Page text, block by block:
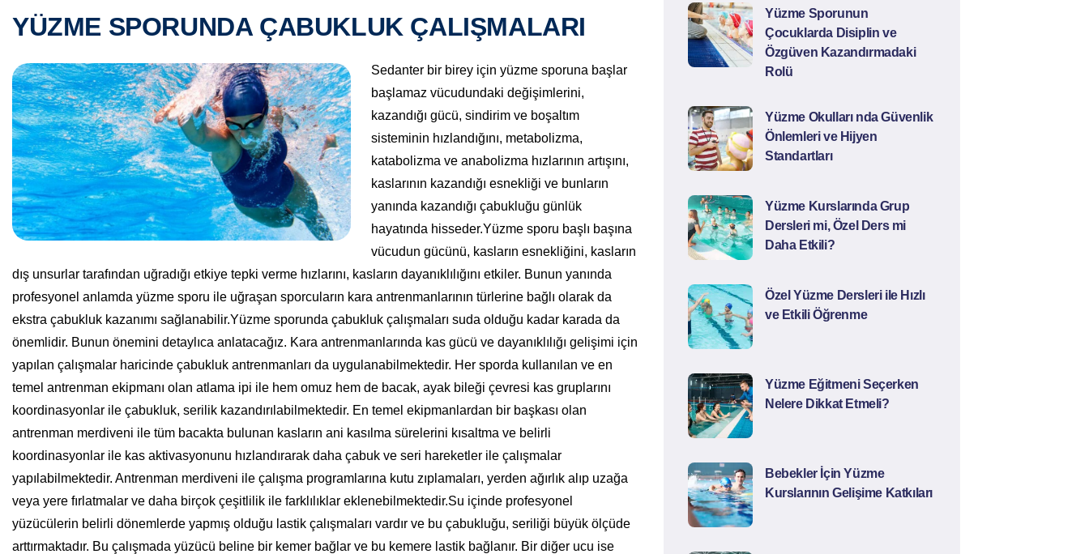
YÜZME SPORUNDA ÇABUKLUK ÇALIŞMALARI
Sedanter bir birey için yüzme sporuna başlar
başlamaz vücudundaki değişimlerini,
kazandığı gücü, sindirim ve boşaltım
sisteminin hızlandığını, metabolizma,
katabolizma ve anabolizma hızlarının artışını,
kaslarının kazandığı esnekliği ve bunların
yanında kazandığı çabukluğu günlük
hayatında hisseder.Yüzme sporu başlı başına
vücudun gücünü, kasların esnekliğini, kasların
dış unsurlar tarafından uğradığı etkiye tepki verme hızlarını, kasların dayanıklılığını etkiler. Bunun yanında
profesyonel anlamda yüzme sporu ile uğraşan sporcuların kara antrenmanlarının türlerine bağlı olarak da
ekstra çabukluk kazanımı sağlanabilir.Yüzme sporunda çabukluk çalışmaları suda olduğu kadar karada da
önemlidir. Bunun önemini detaylıca anlatacağız. Kara antrenmanlarında kas gücü ve dayanıklılığı gelişimi için
yapılan çalışmalar haricinde çabukluk antrenmanları da uygulanabilmektedir. Her sporda kullanılan ve en
temel antrenman ekipmanı olan atlama ipi ile hem omuz hem de bacak, ayak bileği çevresi kas gruplarını
koordinasyonlar ile çabukluk, serilik kazandırılabilmektedir. En temel ekipmanlardan bir başkası olan
antrenman merdiveni ile tüm bacakta bulunan kasların ani kasılma sürelerini kısaltma ve belirli
koordinasyonlar ile kas aktivasyonunu hızlandırarak daha çabuk ve seri hareketler ile çalışmalar
yapılabilmektedir. Antrenman merdiveni ile çalışma programlarına kutu zıplamaları, yerden ağırlık alıp uzağa
veya yere fırlatmalar ve daha birçok çeşitlilik ile farklılıklar eklenebilmektedir.Su içinde profesyonel
yüzücülerin belirli dönemlerde yapmış olduğu lastik çalışmaları vardır ve bu çabukluğu, seriliği büyük ölçüde
arttırmaktadır. Bu çalışmada yüzücü beline bir kemer bağlar ve bu kemere lastik bağlanır. Bir diğer ucu ise
Yüzme Sporunun
Çocuklarda Disiplin ve
Özgüven Kazandırmadaki
Rolü
Yüzme Okulları nda Güvenlik
Önlemleri ve Hijyen
Standartları
Yüzme Kurslarında Grup
Dersleri mi, Özel Ders mi
Daha Etkili?
Özel Yüzme Dersleri ile Hızlı
ve Etkili Öğrenme
Yüzme Eğitmeni Seçerken
Nelere Dikkat Etmeli?
Bebekler İçin Yüzme
Kurslarının Gelişime Katkıları